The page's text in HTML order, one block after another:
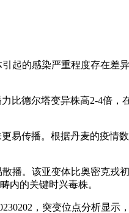
起的感染严重程度存在差
比德尔塔变异株高2-4倍，
易传播。根据丹麦的疫情
播。该亚变体比奥密克戎
内的关键时兴毒株。
，突变位点分析显示